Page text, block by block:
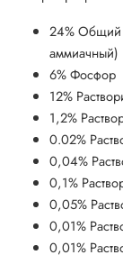
24% Общий
аммиачный)
6% Фосфор
12%
1,2%
0.02%
0,04%
0,1%
0,05%
0,01%
0,01%